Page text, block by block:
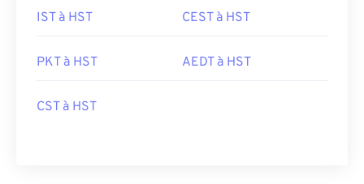
IST à HST CEST à HST
PKT à HST AEDT à HST
CST à HST